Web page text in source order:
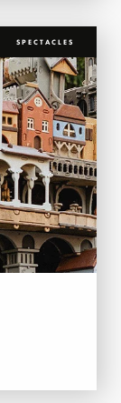
SPECTACLES